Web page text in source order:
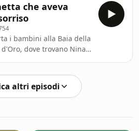
la stella della giostra e la
sotto le stelle cadenti.
che aveva
i bambini alla Baia della
dove trovano Nina,
Guizzo e una
bussola, riporta Nina al
Lanterne.
altri episodi